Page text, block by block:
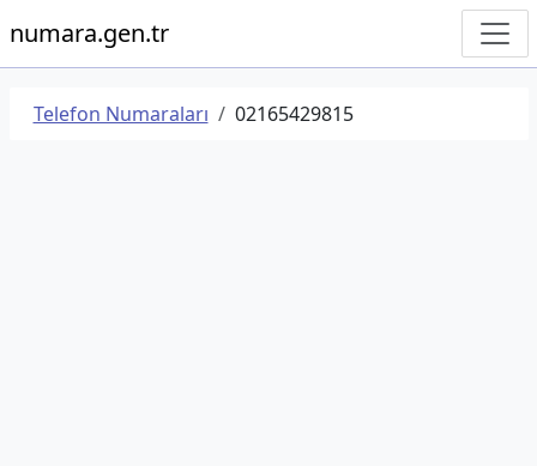
numara.gen.tr
Telefon Numaraları 02165429815